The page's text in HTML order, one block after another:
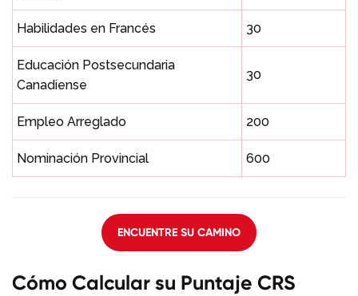
Habilidades en Francés 30
Educación Postsecundaria
Canadiense
30
Empleo Arreglado 200
Nominación Provincial 600
ENCUENTRE SU CAMINO
Cómo Calcular su Puntaje CRS